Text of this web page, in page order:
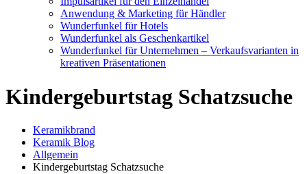
Anwendung & Marketing für Händler
Wunderfunkel für Hotels
Wunderfunkel als Geschenkartikel
Wunderfunkel für Unternehmen – Verkaufsvarianten in
kreativen Präsentationen
Kindergeburtstag Schatzsuche
Keramikbrand
Keramik Blog
Allgemein
Kindergeburtstag Schatzsuche